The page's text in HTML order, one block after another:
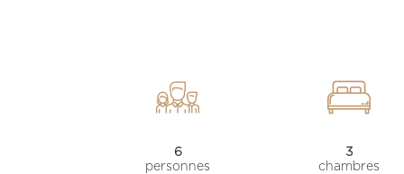
6
personnes
3
chambres